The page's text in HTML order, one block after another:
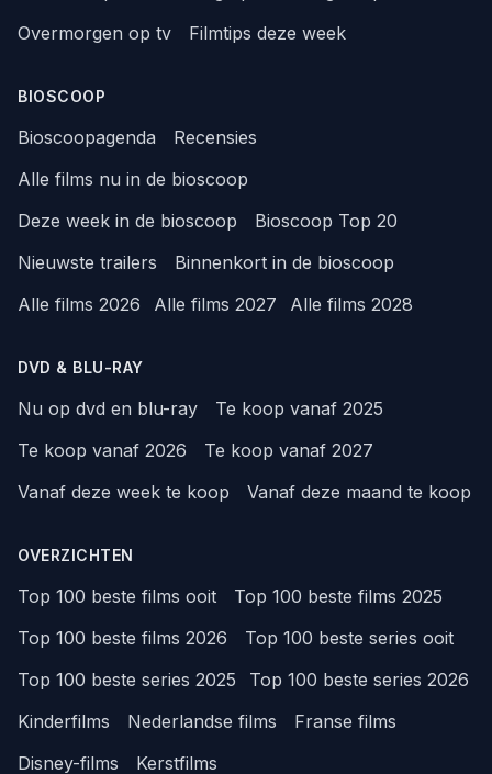
Overmorgen op tv
Filmtips deze week
BIOSCOOP
Bioscoopagenda
Recensies
Alle films nu in de bioscoop
Deze week in de bioscoop
Bioscoop Top 20
Nieuwste trailers
Binnenkort in de bioscoop
Alle films 2026
Alle films 2027 Alle films 2028
DVD & BLU-RAY
Nu op dvd en blu-ray
Te koop vanaf 2025
Te koop vanaf 2026
Te koop vanaf 2027
Vanaf deze week te koop
Vanaf deze maand te koop
OVERZICHTEN
Top 100 beste films ooit
Top 100 beste films 2025
Top 100 beste films 2026
Top 100 beste series ooit
Top 100 beste series 2025
Top 100 beste series 2026
Kinderfilms
Nederlandse films
Franse films
Disney-films
Kerstfilms